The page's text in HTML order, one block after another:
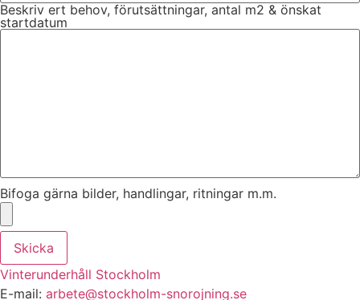
Beskriv ert behov, förutsättningar, antal m2 & önskat
startdatum
Bifoga gärna bilder, handlingar, ritningar m.m.
Skicka
Vinterunderhåll Stockholm
E-mail: arbete@stockholm-snorojning.se